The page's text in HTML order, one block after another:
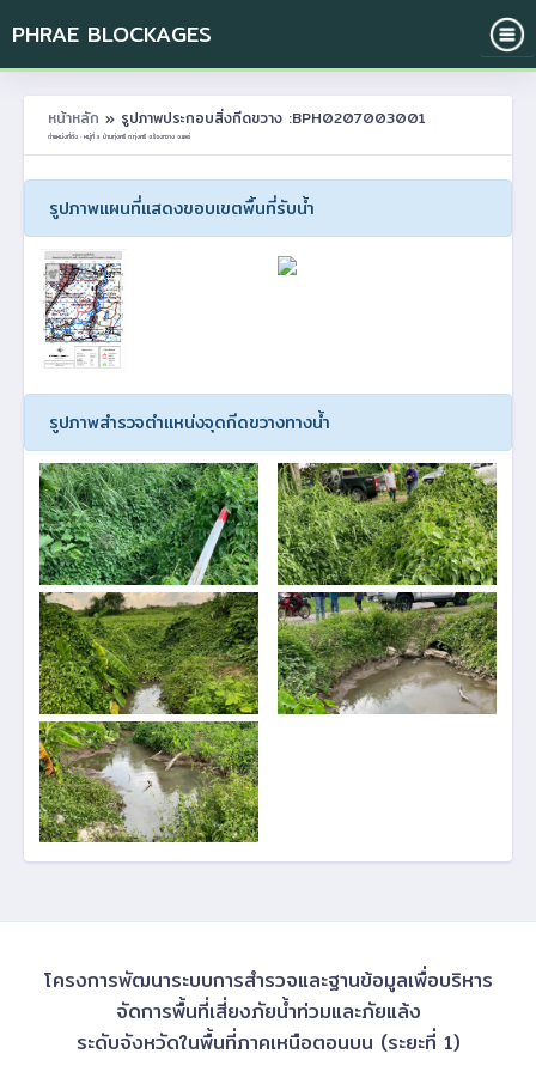
PHRAE BLOCKAGES
หน้าหลัก » รูปภาพประกอบสิ่งกีดขวาง :BPH0207003001
ตำแหน่งที่ตั้ง : หมู่ที่ 3 บ้านทุ่งศรี ต.ทุ่งศรี อ.ร้องกวาง จ.แพร่
รูปภาพแผนที่แสดงขอบเขตพื้นที่รับน้ำ
รูปภาพสำรวจตำแหน่งจุดกีดขวางทางน้ำ
โครงการพัฒนาระบบการสำรวจและฐานข้อมูลเพื่อบริหาร
จัดการพื้นที่เสี่ยงภัยน้ำท่วมและภัยแล้ง
ระดับจังหวัดในพื้นที่ภาคเหนือตอนบน (ระยะที่ 1)